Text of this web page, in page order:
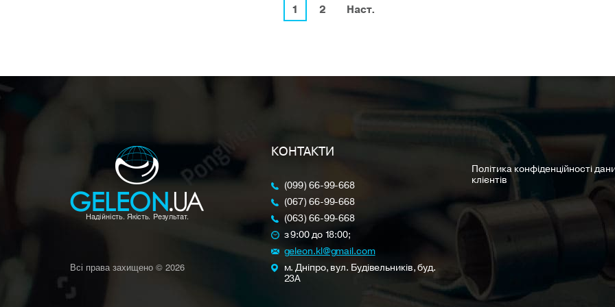
1 2 Наст.
Всі права захищено © 2026
КОНТАКТИ
(099) 66-99-668
(067) 66-99-668
(063) 66-99-668
з 9:00 до 18:00;
geleon.kl@gmail.com
м. Дніпро, вул. Будівельників, буд.
23A
Політика конфіденційності
клієнтів